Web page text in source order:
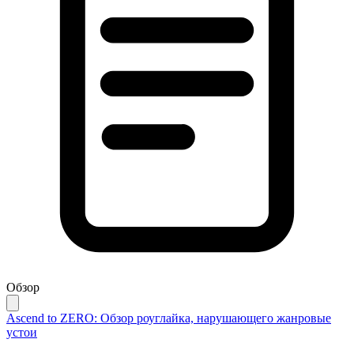
Обзор
Ascend to ZERO: Обзор роуглайка, нарушающего жанровые
устои